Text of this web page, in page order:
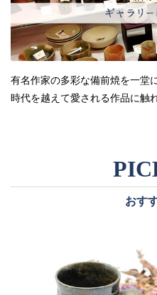
有名作家の多彩な備前焼を一堂
時代を越えて愛される作品に触
おす